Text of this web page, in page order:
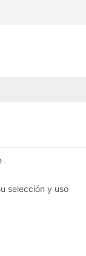
otros métodos de
selección y uso